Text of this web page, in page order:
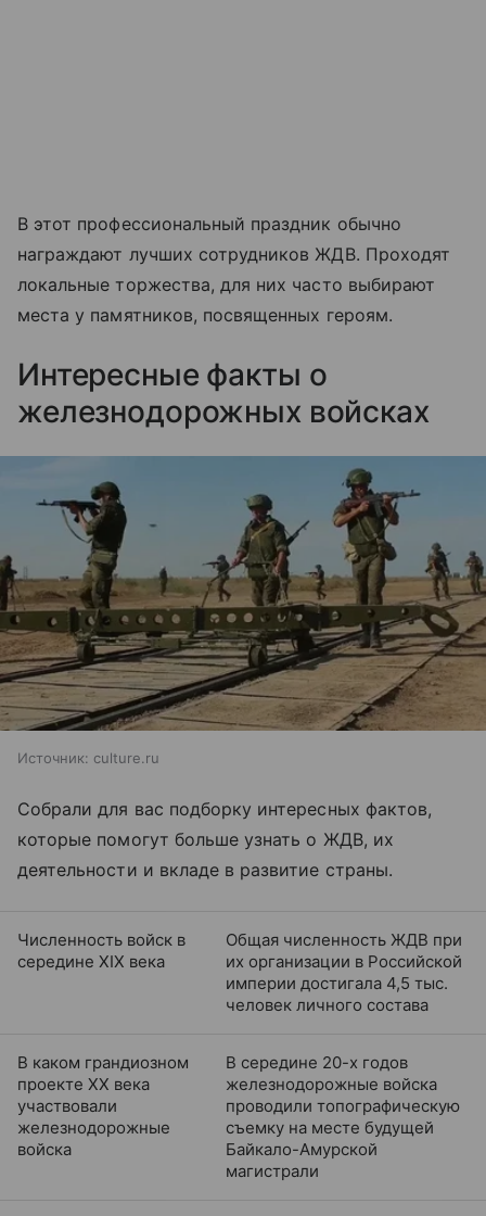
В этот профессиональный праздник обычно
награждают лучших сотрудников ЖДВ. Проходят
локальные торжества, для них часто выбирают
места у памятников, посвященных героям.
Интересные факты о
железнодорожных войсках
Источник: culture.ru
Собрали для вас подборку интересных фактов,
которые помогут больше узнать о ЖДВ, их
деятельности и вкладе в развитие страны.
Численность войск в
середине XIX века
Общая численность ЖДВ при
их организации в Российской
империи достигала 4,5 тыс.
человек личного состава
В каком грандиозном
проекте XX века
участвовали
железнодорожные
войска
В середине 20-х годов
железнодорожные войска
проводили топографическую
съемку на месте будущей
Байкало-Амурской
магистрали